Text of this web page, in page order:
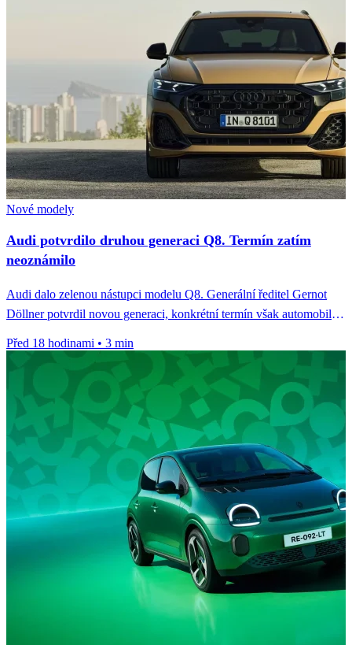
Nové modely
Audi potvrdilo druhou generaci Q8. Termín zatím
neoznámilo
Audi dalo zelenou nástupci modelu Q8. Generální ředitel Gernot
Döllner potvrdil novou generaci, konkrétní termín však automobilka
Před 18 hodinami • 3 min